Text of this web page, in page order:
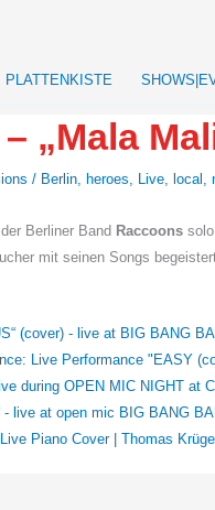
PLATTENKISTE
„Mala
/ Berlin, heroes, Live, local ,
Berliner Band Raccoons
mit seinen Songs
(cover) - live at BIG BANG
Live Performance "EASY
during OPEN MIC NIGHT at
- live at open mic BIG BANG
Piano Cover | Thomas